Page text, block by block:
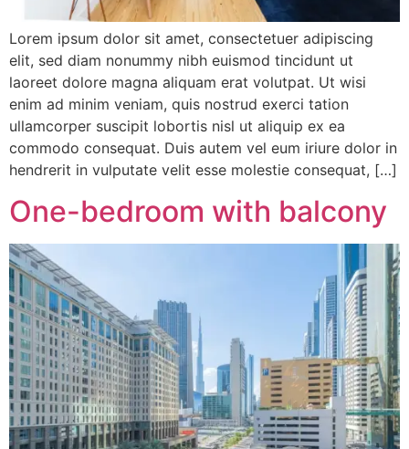
Lorem ipsum dolor sit amet, consectetuer adipiscing
elit, sed diam nonummy nibh euismod tincidunt ut
laoreet dolore magna aliquam erat volutpat. Ut wisi
enim ad minim veniam, quis nostrud exerci tation
ullamcorper suscipit lobortis nisl ut aliquip ex ea
commodo consequat. Duis autem vel eum iriure dolor in
hendrerit in vulputate velit esse molestie consequat, […]
One-bedroom with balcony